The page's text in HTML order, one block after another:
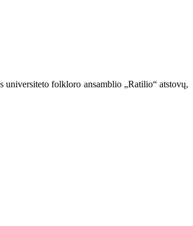
folkloro ansamblio „Ratilio“ atstovų,